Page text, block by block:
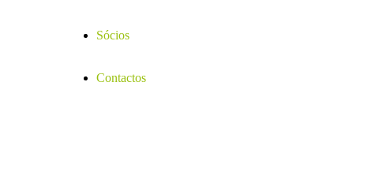
Sócios
Contactos